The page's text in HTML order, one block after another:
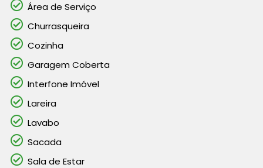
Área de Serviço
Churrasqueira
Cozinha
Garagem Coberta
Interfone Imóvel
Lareira
Lavabo
Sacada
Sala de Estar